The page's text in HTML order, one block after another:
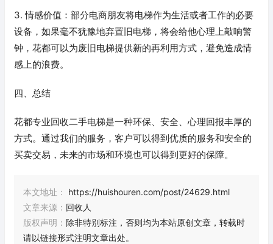
3. 情感价值：部分电商朋友将电梯作为生活或者工作的必要
设备，如果毫不犹豫地弃置旧电梯，将会给他心理上敲响警
钟，花都可以为废旧电梯提供新的再利用方式，避免造成情
感上的浪费。
四、总结
花都专业回收二手电梯是一种环保、安全、心理回报丰厚的
方式。通过我们的服务，客户可以得到优质的服务和安全的
买卖交易，未来的市场和环境也可以得到更好的保障。
本文地址：
https://huishouren.com/post/24629.html
文章来源： 回收人
版权声明： 除非特别标注，否则均为本站原创文章，转载时
请以链接形式注明文章出处。